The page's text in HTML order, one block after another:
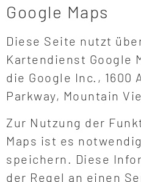
Google Maps
Diese Seite nutzt
Kartendienst Google
die Google Inc., 1600
Parkway, Mountain
Zur Nutzung der
Maps ist es
speichern. Diese
der Regel an einen